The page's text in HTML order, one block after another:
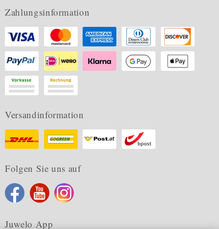
Zahlungsinformation
Versandinformation
Folgen Sie uns auf
Juwelo App